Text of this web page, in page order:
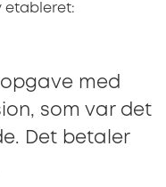
etableret:
med
som var det
Det betaler